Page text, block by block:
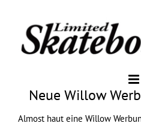
Neue Willow
Almost haut eine Willow